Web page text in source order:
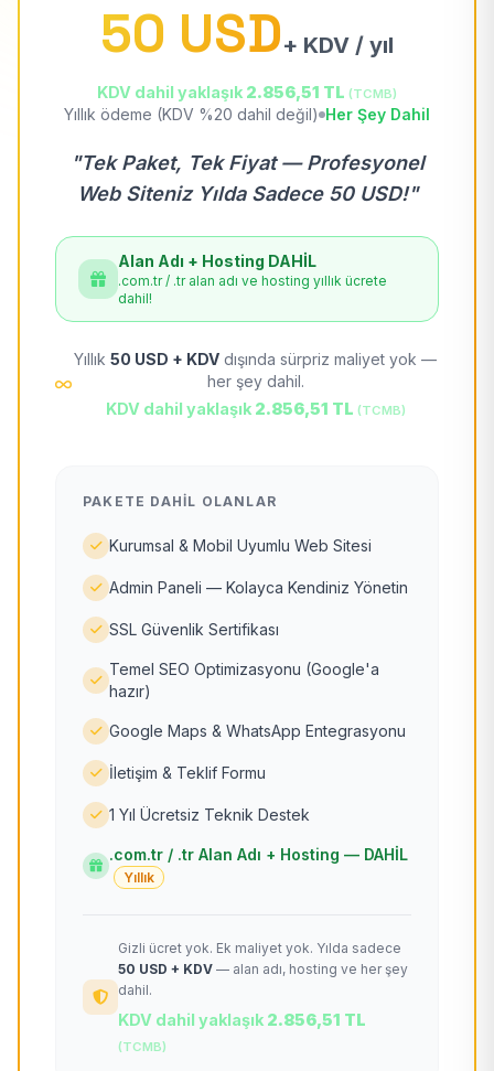
50 USD+ KDV / yıl
KDV dahil yaklaşık 2.856,51 TL (TCMB)
Yıllık ödeme (KDV %20 dahil değil) Her Şey Dahil
"Tek Paket, Tek Fiyat — Profesyonel
Web Siteniz Yılda Sadece 50 USD!"
Alan Adı + Hosting DAHİL
.com.tr / .tr alan adı ve hosting yıllık ücrete
dahil!
Yıllık 50 USD + KDV dışında sürpriz maliyet yok —
her şey dahil.
KDV dahil yaklaşık 2.856,51 TL (TCMB)
PAKETE DAHIL OLANLAR
Kurumsal & Mobil Uyumlu Web Sitesi
Admin Paneli — Kolayca Kendiniz Yönetin
SSL Güvenlik Sertifikası
Temel SEO Optimizasyonu (Google'a
hazır)
Google Maps & WhatsApp Entegrasyonu
İletişim & Teklif Formu
1 Yıl Ücretsiz Teknik Destek
.com.tr / .tr Alan Adı + Hosting — DAHİL
Yıllık
Gizli ücret yok. Ek maliyet yok. Yılda sadece
50 USD + KDV — alan adı, hosting ve her şey
dahil.
KDV dahil yaklaşık 2.856,51 TL
(TCMB)